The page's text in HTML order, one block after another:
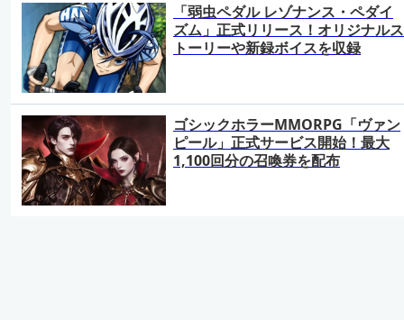
「弱虫ペダル レゾナンス・ペダイ
ズム」正式リリース！オリジナルス
トーリーや新録ボイスを収録
ゴシックホラーMMORPG「ヴァン
ピール」正式サービス開始！最大
1,100回分の召喚券を配布